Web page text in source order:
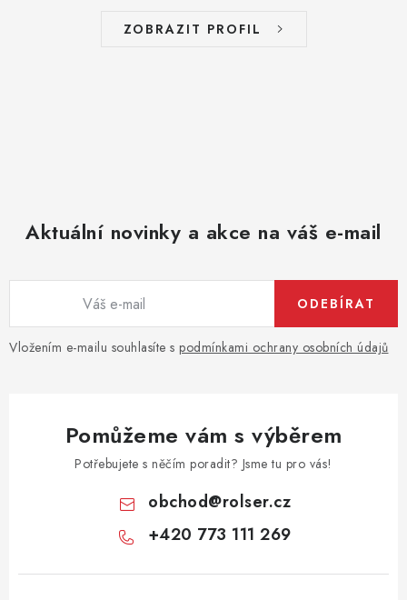
ZOBRAZIT PROFIL
Aktuální novinky a akce na váš e-mail
Vložením e-mailu souhlasíte s podmínkami ochrany osobních údajů
ODEBÍRAT
Pomůžeme vám s výběrem
Potřebujete s něčím poradit? Jsme tu pro vás!
obchod@rolser.cz
+420 773 111 269